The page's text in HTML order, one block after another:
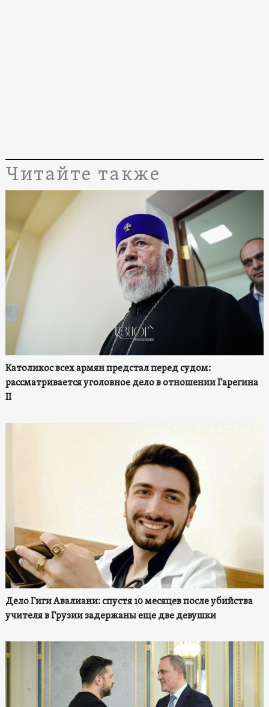
Читайте также
Католикос всех армян предстал перед судом:
рассматривается уголовное дело в отношении Гарегина
II
Дело Гиги Авалиани: спустя 10 месяцев после убийства
учителя в Грузии задержаны еще две девушки